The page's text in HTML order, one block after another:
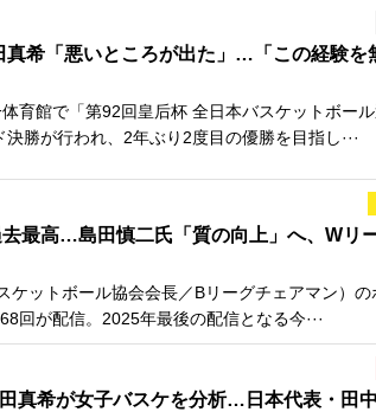
真希「悪いところが出た」…「この経験を
育館で「第92回皇后杯 全日本バスケットボー
勝が行われ、2年ぶり2度目の優勝を目指し···
最高…島田慎二氏「質の向上」へ、Wリ
ットボール協会会長／Bリーグチェアマン）の
回が配信。2025年最後の配信となる今···
真希が女子バスケを分析…日本代表・田